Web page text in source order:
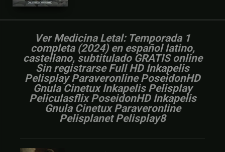
Ver Medicina Letal: Temporada 1
completa (2024) en español latino,
castellano, subtitulado GRATIS online
Sin registrarse Full HD Inkapelis
Pelisplay Paraveronline PoseidonHD
Gnula Cinetux Inkapelis Pelisplay
Peliculasflix PoseidonHD Inkapelis
Gnula Cinetux Paraveronline
Pelisplanet Pelisplay8